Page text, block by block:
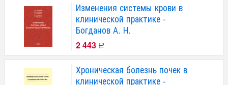
Изменения системы крови в
клинической практике -
Богданов А. Н.
2 443 Р
Хроническая болезнь почек в
клинической практике -